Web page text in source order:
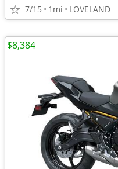
7/15 1mi LOVELAND
$8,384